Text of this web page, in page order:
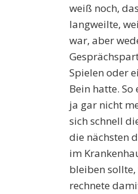
weiß noch,
langweilte,
war, aber
Spielen oder
Bein hatte.
ja gar nicht
sich schnell
die nächsten
im
bleiben
rechnete